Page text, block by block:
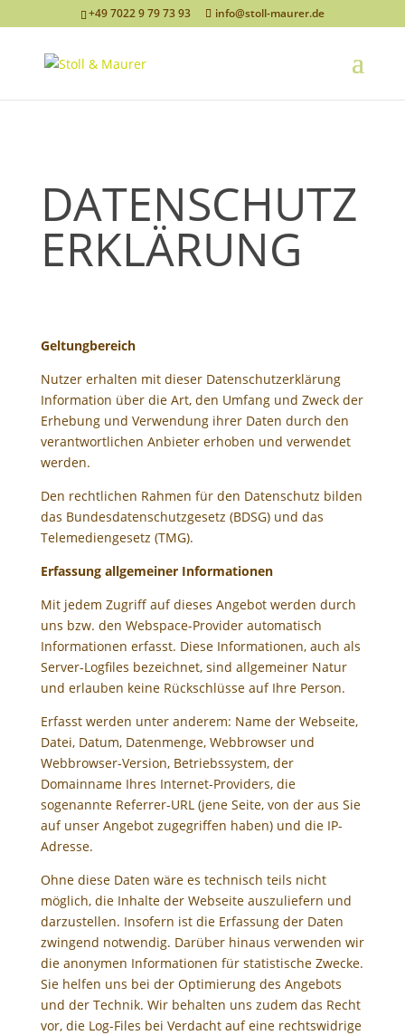
+49 7022 9 79 73 93 info@stoll-maurer.de
DATENSCHUTZ
ERKLÄRUNG
Geltungbereich
Nutzer erhalten mit dieser Datenschutzerklärung
Information über die Art, den Umfang und Zweck der
Erhebung und Verwendung ihrer Daten durch den
verantwortlichen Anbieter erhoben und verwendet
werden.
Den rechtlichen Rahmen für den Datenschutz bilden
das Bundesdatenschutzgesetz (BDSG) und das
Telemediengesetz (TMG).
Erfassung allgemeiner Informationen
Mit jedem Zugriff auf dieses Angebot werden durch
uns bzw. den Webspace-Provider automatisch
Informationen erfasst. Diese Informationen, auch als
Server-Logfiles bezeichnet, sind allgemeiner Natur
und erlauben keine Rückschlüsse auf Ihre Person.
Erfasst werden unter anderem: Name der Webseite,
Datei, Datum, Datenmenge, Webbrowser und
Webbrowser-Version, Betriebssystem, der
Domainname Ihres Internet-Providers, die
sogenannte Referrer-URL (jene Seite, von der aus Sie
auf unser Angebot zugegriffen haben) und die IP-
Adresse.
Ohne diese Daten wäre es technisch teils nicht
möglich, die Inhalte der Webseite auszuliefern und
darzustellen. Insofern ist die Erfassung der Daten
zwingend notwendig. Darüber hinaus verwenden wir
die anonymen Informationen für statistische Zwecke.
Sie helfen uns bei der Optimierung des Angebots
und der Technik. Wir behalten uns zudem das Recht
vor, die Log-Files bei Verdacht auf eine rechtswidrige